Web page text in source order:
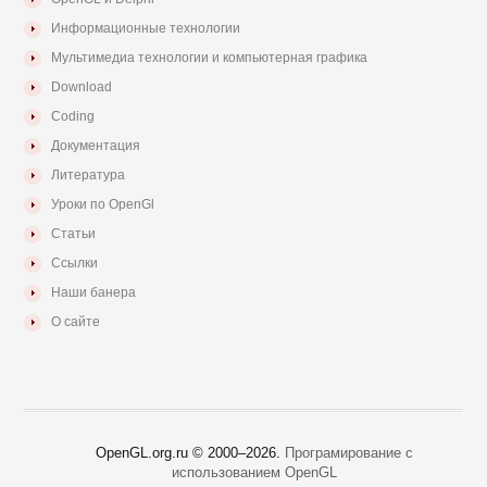
Информационные технологии
Мультимедиа технологии и компьютерная графика
Download
Coding
Документация
Литература
Уроки по OpenGl
Статьи
Ссылки
Наши банера
О сайте
OpenGL.org.ru © 2000–2026. Програмирование с
использованием OpenGL